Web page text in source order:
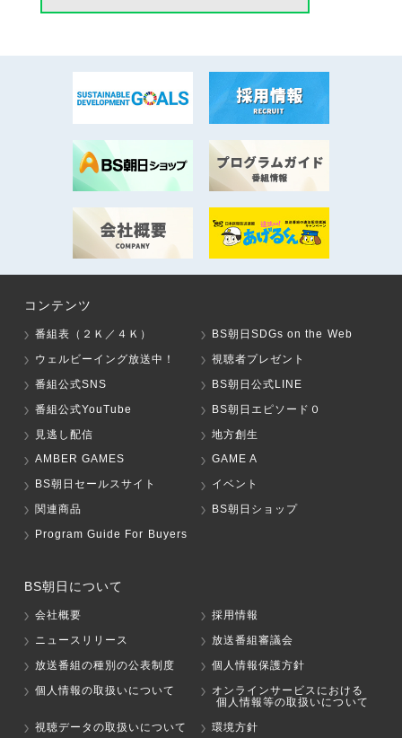
コンテンツ
番組表（２Ｋ／４Ｋ）
BS朝日SDGs on the Web
ウェルビーイング放送中！
視聴者プレゼント
番組公式SNS
BS朝日公式LINE
番組公式YouTube
BS朝日エピソード０
見逃し配信
地方創生
AMBER GAMES
GAME A
BS朝日セールスサイト
イベント
関連商品
BS朝日ショップ
Program Guide For Buyers
BS朝日について
会社概要
採用情報
ニュースリリース
放送番組審議会
放送番組の種別の公表制度
個人情報保護方針
個人情報の取扱いについて
オンラインサービスにおける
個人情報等の取扱いについて
視聴データの取扱いについて
環境方針